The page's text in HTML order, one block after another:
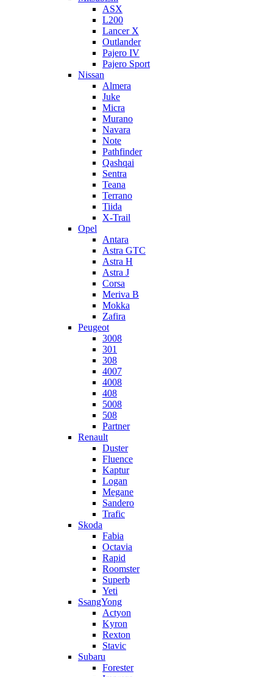
ASX
L200
Lancer X
Outlander
Pajero IV
Pajero Sport
Nissan
Almera
Juke
Micra
Murano
Navara
Note
Pathfinder
Qashqai
Sentra
Teana
Terrano
Tiida
X-Trail
Opel
Antara
Astra GTC
Astra H
Astra J
Corsa
Meriva B
Mokka
Zafira
Peugeot
3008
301
308
4007
4008
408
5008
508
Partner
Renault
Duster
Fluence
Kaptur
Logan
Megane
Sandero
Trafic
Skoda
Fabia
Octavia
Rapid
Roomster
Superb
Yeti
SsangYong
Actyon
Kyron
Rexton
Stavic
Subaru
Forester